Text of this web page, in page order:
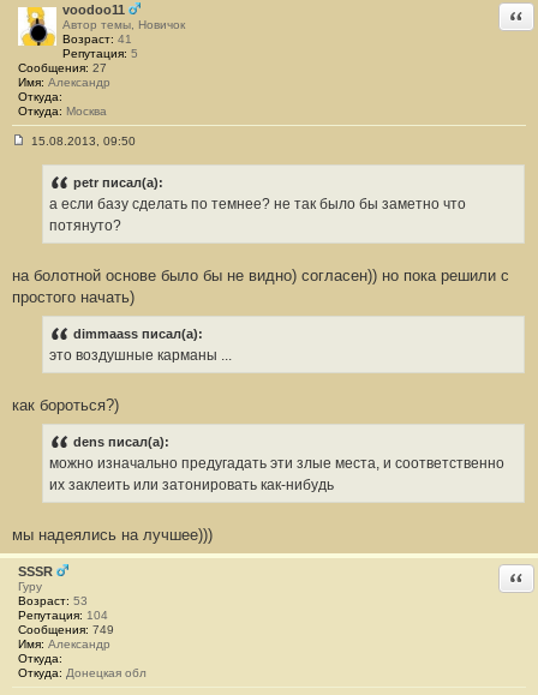
voodoo11
Автор темы, Новичок
Возраст: 41
Репутация: 5
Сообщения: 27
Имя: Александр
Откуда:
Откуда: Москва
#
9
15.08.2013, 09:50
petr писал(а):
а если базу сделать по темнее? не так было бы заметно что
потянуто?
на болотной основе было бы не видно) согласен)) но пока решили с
простого начать)
dimmaass писал(а):
это воздушные карманы ...
как бороться?)
dens писал(а):
можно изначально предугадать эти злые места, и соответственно
их заклеить или затонировать как-нибудь
мы надеялись на лучшее)))
SSSR
Гуру
Возраст: 53
Репутация: 104
Сообщения: 749
Имя: Александр
Откуда:
Откуда: Донецкая обл